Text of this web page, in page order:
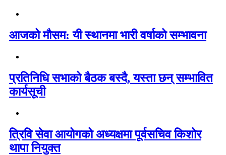
आजको मौसम: यी स्थानमा भारी वर्षाको सम्भावना
प्रतिनिधि सभाको बैठक बस्दै, यस्ता छन् सम्भावित
कार्यसूची
त्रिवि सेवा आयोगको अध्यक्षमा पूर्वसचिव किशोर
थापा नियुक्त